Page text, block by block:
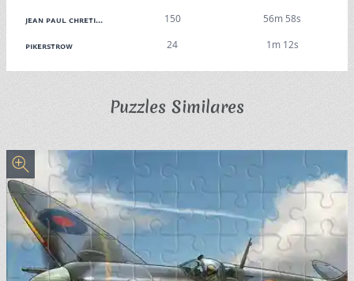
jean paul chreti... 150 56m 58s
pikerstrow 24 1m 12s
Puzzles Similares